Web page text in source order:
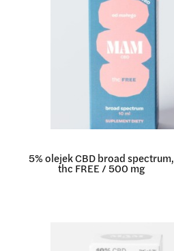
5% olejek CBD broad spectrum,
thc FREE / 500 mg